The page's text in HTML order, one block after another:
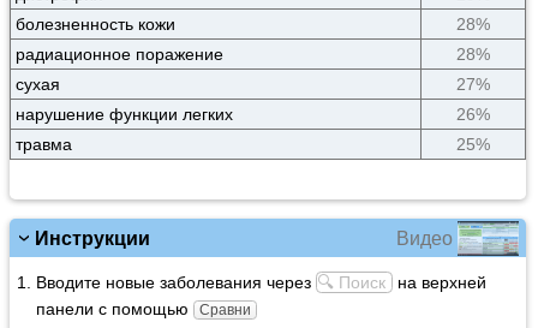
болезненность кожи
28%
радиационное поражение
28%
сухая
27%
нарушение функции легких
26%
травма
25%
Инструкции Видео
Вводите новые заболевания через 🔍 Поиск
на верхней
панели с помощью Сравни